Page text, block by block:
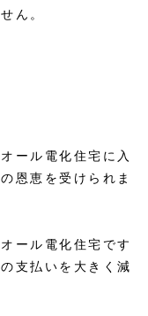
ん。
ール電化住宅に入
恩恵を受けられま
ール電化住宅です
支払いを大きく減